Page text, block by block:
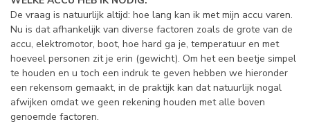
De vraag is natuurlijk altijd: hoe lang kan ik met mijn accu varen.
Nu is dat afhankelijk van diverse factoren zoals de grote van de
accu, elektromotor, boot, hoe hard ga je, temperatuur en met
hoeveel personen zit je erin (gewicht). Om het een beetje simpel
te houden en u toch een indruk te geven hebben we hieronder
een rekensom gemaakt, in de praktijk kan dat natuurlijk nogal
afwijken omdat we geen rekening houden met alle boven
genoemde factoren.